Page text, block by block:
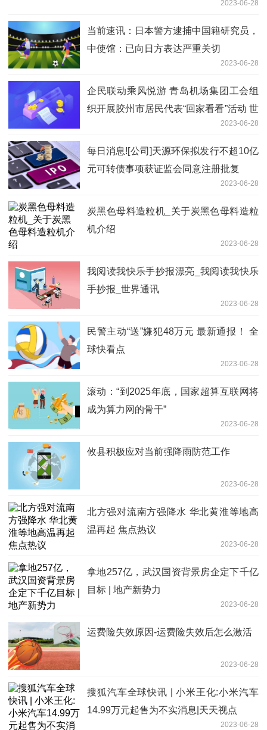
2023-06-28
当前速讯：日本警方逮捕中国籍研究员，
中使馆：已向日方表达严重关切
2023-06-28
企民联动乘风悦游 青岛机场集团工会组
织开展胶州市居民代表“回家看看”活动 世
2023-06-28
每日消息![公司]天源环保拟发行不超10亿
元可转债事项获证监会同意注册批复
2023-06-28
炭黑色母料造粒机_关于炭黑色母料造粒
机介绍
2023-06-28
我阅读我快乐手抄报漂亮_我阅读我快乐
手抄报_世界通讯
2023-06-28
民警主动“送”嫌犯48万元 最新通报！ 全
球快看点
2023-06-28
滚动：“到2025年底，国家超算互联网将
成为算力网的骨干”
2023-06-28
攸县积极应对当前强降雨防范工作
2023-06-28
北方强对流南方强降水 华北黄淮等地高
温再起 焦点热议
2023-06-28
拿地257亿，武汉国资背景房企定下千亿
目标 | 地产新势力
2023-06-28
运费险失效原因-运费险失效后怎么激活
2023-06-28
搜狐汽车全球快讯 | 小米王化:小米汽车
14.99万元起售为不实消息|天天视点
2023-06-28